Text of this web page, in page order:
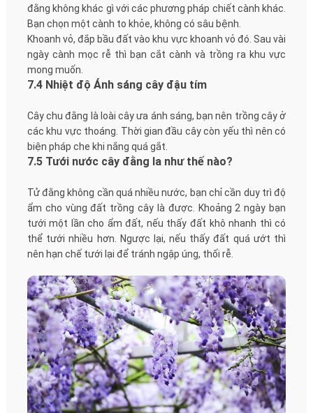
đằng không khác gì với các phương pháp chiết cành khác.
Bạn chọn một cành to khỏe, không có sâu bệnh.
Khoanh vỏ, đắp bầu đất vào khu vực khoanh vỏ đó. Sau vài
ngày cành mọc rễ thì bạn cắt cành và trồng ra khu vực
mong muốn.
7.4 Nhiệt độ Ánh sáng cây đậu tím
Cây chu đằng là loài cây ưa ánh sáng, bạn nên trồng cây ở
các khu vực thoáng. Thời gian đầu cây còn yếu thì nên có
biện pháp che khi nắng quá gắt.
7.5 Tưới nước cây đằng la như thế nào?
Tử đằng không cần quá nhiều nước, bạn chỉ cần duy trì độ
ẩm cho vùng đất trồng cây là được. Khoảng 2 ngày bạn
tưới một lần cho ẩm đất, nếu thấy đất khô nhanh thì có
thể tưới nhiều hơn. Ngược lại, nếu thấy đất quá ướt thì
nên hạn chế tưới lại để tránh ngập úng, thối rễ.